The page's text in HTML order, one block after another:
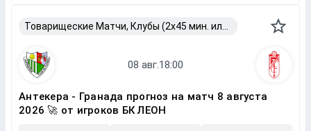
Антекера - Гранада прогноз на матч 8 августа
2026 🚀 от игроков БК ЛЕОН